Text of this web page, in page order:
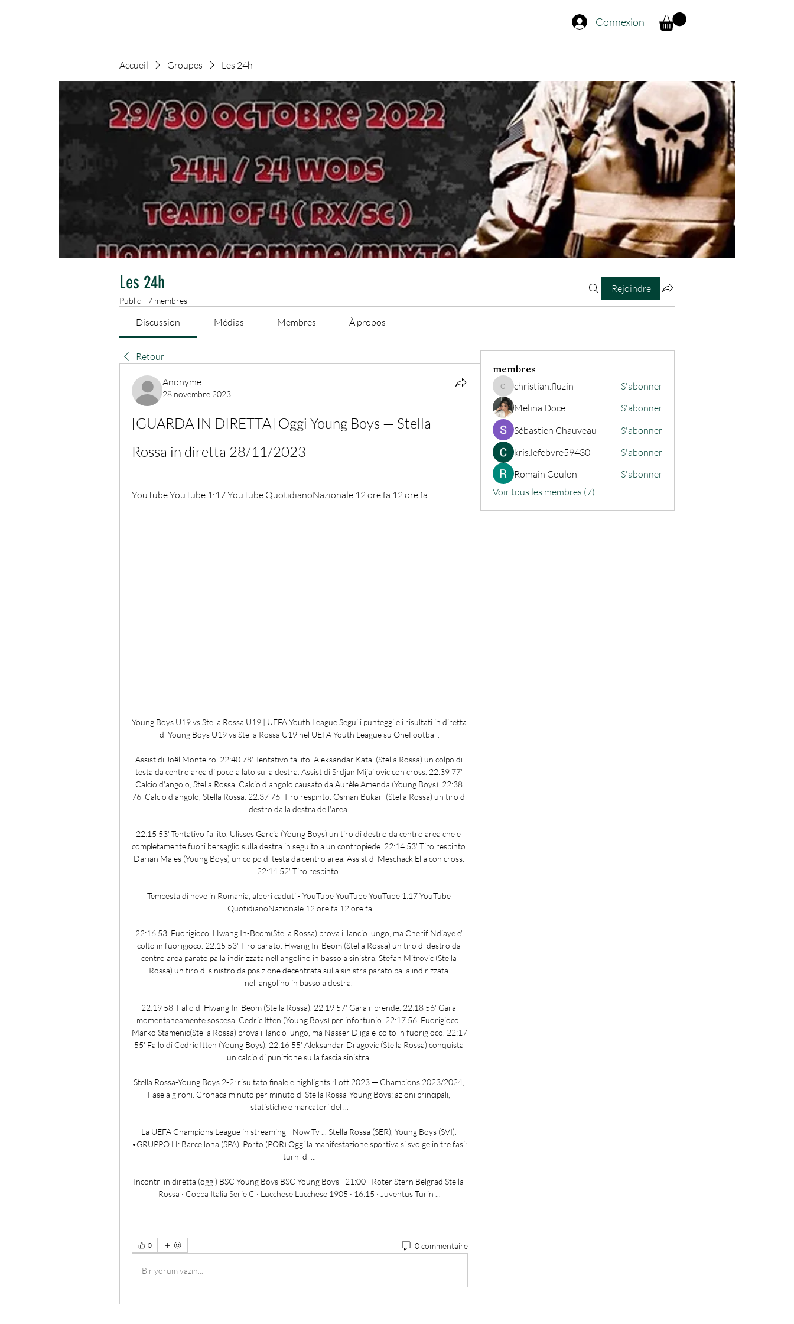
Connexion
Accueil Groupes Les 24h
Les 24h
Public · 7 membres
Rejoindre
Discussion Médias Membres À propos
Retour
Anonyme
28 novembre 2023
[GUARDA IN DIRETTA] Oggi Young Boys — Stella
Rossa in diretta 28/11/2023
YouTube YouTube 1:17 YouTube QuotidianoNazionale 12 ore fa 12 ore fa
Young Boys U19 vs Stella Rossa U19 | UEFA Youth League Segui i punteggi e i risultati in diretta
di Young Boys U19 vs Stella Rossa U19 nel UEFA Youth League su OneFootball.
Assist di Joël Monteiro. 22:40 78' Tentativo fallito. Aleksandar Katai (Stella Rossa) un colpo di
testa da centro area di poco a lato sulla destra. Assist di Srdjan Mijailovic con cross. 22:39 77'
Calcio d'angolo, Stella Rossa. Calcio d'angolo causato da Aurèle Amenda (Young Boys). 22:38
76' Calcio d'angolo, Stella Rossa. 22:37 76' Tiro respinto. Osman Bukari (Stella Rossa) un tiro di
destro dalla destra dell'area.
22:15 53' Tentativo fallito. Ulisses Garcia (Young Boys) un tiro di destro da centro area che e'
completamente fuori bersaglio sulla destra in seguito a un contropiede. 22:14 53' Tiro respinto.
Darian Males (Young Boys) un colpo di testa da centro area. Assist di Meschack Elia con cross.
22:14 52' Tiro respinto.
Tempesta di neve in Romania, alberi caduti - YouTube YouTube YouTube 1:17 YouTube
QuotidianoNazionale 12 ore fa 12 ore fa
22:16 53' Fuorigioco. Hwang In-Beom(Stella Rossa) prova il lancio lungo, ma Cherif Ndiaye e'
colto in fuorigioco. 22:15 53' Tiro parato. Hwang In-Beom (Stella Rossa) un tiro di destro da
centro area parato palla indirizzata nell'angolino in basso a sinistra. Stefan Mitrovic (Stella
Rossa) un tiro di sinistro da posizione decentrata sulla sinistra parato palla indirizzata
nell'angolino in basso a destra.
22:19 58' Fallo di Hwang In-Beom (Stella Rossa). 22:19 57' Gara riprende. 22:18 56' Gara
momentaneamente sospesa, Cedric Itten (Young Boys) per infortunio. 22:17 56' Fuorigioco.
Marko Stamenic(Stella Rossa) prova il lancio lungo, ma Nasser Djiga e' colto in fuorigioco. 22:17
55' Fallo di Cedric Itten (Young Boys). 22:16 55' Aleksandar Dragovic (Stella Rossa) conquista
un calcio di punizione sulla fascia sinistra.
Stella Rossa-Young Boys 2-2: risultato finale e highlights 4 ott 2023 — Champions 2023/2024,
Fase a gironi. Cronaca minuto per minuto di Stella Rossa-Young Boys: azioni principali,
statistiche e marcatori del ...
La UEFA Champions League in streaming - Now Tv ... Stella Rossa (SER), Young Boys (SVI).
•GRUPPO H: Barcellona (SPA), Porto (POR) Oggi la manifestazione sportiva si svolge in tre fasi:
turni di ...
Incontri in diretta (oggi) BSC Young Boys BSC Young Boys · 21:00 · Roter Stern Belgrad Stella
Rossa · Coppa Italia Serie C · Lucchese Lucchese 1905 · 16:15 · Juventus Turin ...
0 0 commentaire
Bir yorum yazın...
membres
christian.fluzin
christian.fluzin
S'abonner
Melina Doce
S'abonner
Sébastien Chauveau
S'abonner
kris.lefebvre59430
S'abonner
Romain Coulon
S'abonner
Voir tous les membres (7)